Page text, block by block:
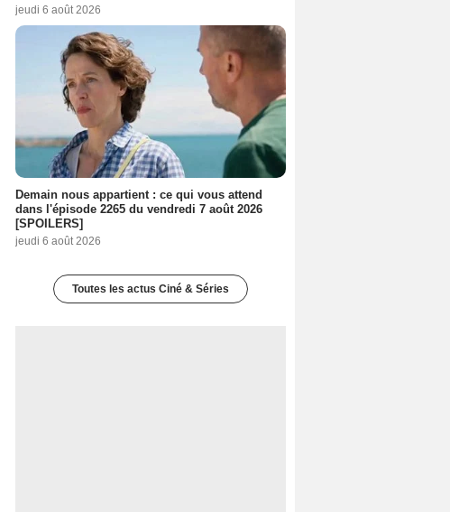
jeudi 6 août 2026
Demain nous appartient : ce qui vous attend
dans l'épisode 2265 du vendredi 7 août 2026
[SPOILERS]
jeudi 6 août 2026
Toutes les actus Ciné & Séries